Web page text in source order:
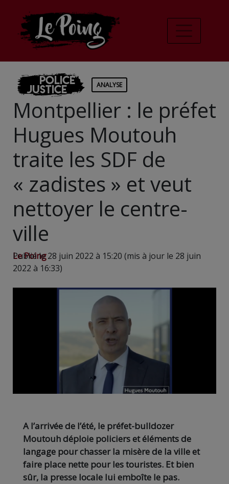
Police
Justice ANALYSE
Montpellier : le préfet
Hugues Moutouh
traite les SDF de
« zadistes » et veut
nettoyer le centre-
ville
Le Poing
Publié le 28 juin 2022 à 15:20 (mis à jour le 28 juin
2022 à 16:33)
A l’arrivée de l’été, le préfet-bulldozer
Moutouh déploie policiers et éléments de
langage pour chasser la misère de la ville et
faire place nette pour les touristes. Et bien
sûr, la presse locale lui emboîte le pas.